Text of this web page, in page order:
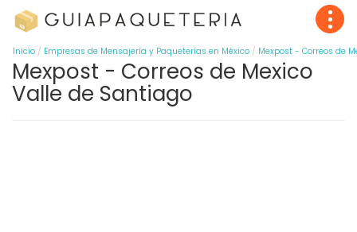
Inicio Empresas de Mensajería y Paqueterías en México Mexpost - Correos de
Mexpost - Correos de Mexico
Valle de Santiago